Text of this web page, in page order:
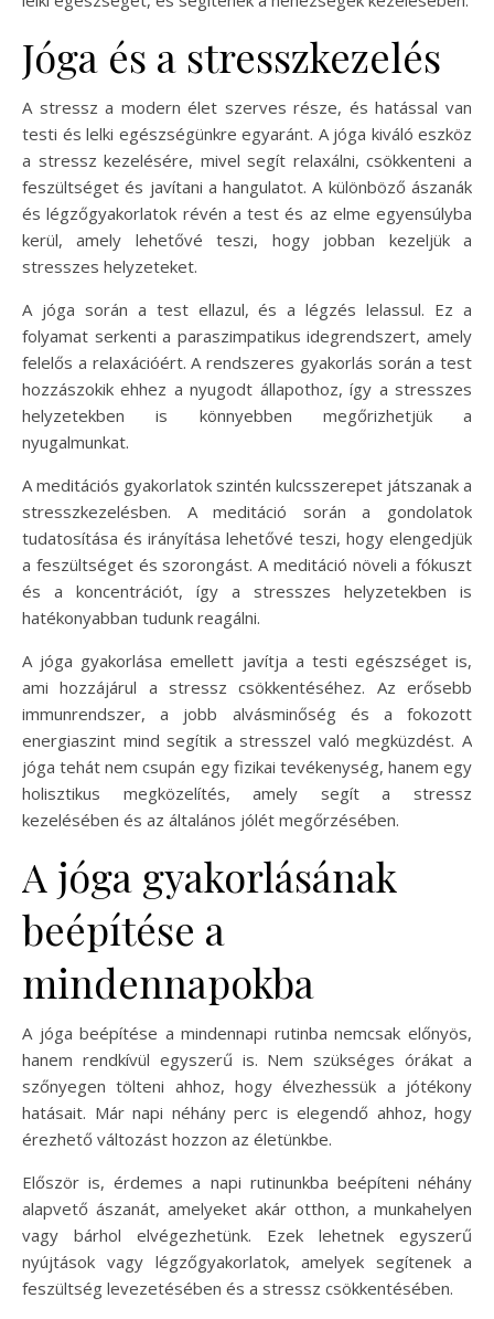
Jóga és a stresszkezelés
A stressz a modern élet szerves része, és hatással van
testi és lelki egészségünkre egyaránt. A jóga kiváló eszköz
a stressz kezelésére, mivel segít relaxálni, csökkenteni a
feszültséget és javítani a hangulatot. A különböző ászanák
és légzőgyakorlatok révén a test és az elme egyensúlyba
kerül, amely lehetővé teszi, hogy jobban kezeljük a
stresszes helyzeteket.
A jóga során a test ellazul, és a légzés lelassul. Ez a
folyamat serkenti a paraszimpatikus idegrendszert, amely
felelős a relaxációért. A rendszeres gyakorlás során a test
hozzászokik ehhez a nyugodt állapothoz, így a stresszes
helyzetekben is könnyebben megőrizhetjük a
nyugalmunkat.
A meditációs gyakorlatok szintén kulcsszerepet játszanak a
stresszkezelésben. A meditáció során a gondolatok
tudatosítása és irányítása lehetővé teszi, hogy elengedjük
a feszültséget és szorongást. A meditáció növeli a fókuszt
és a koncentrációt, így a stresszes helyzetekben is
hatékonyabban tudunk reagálni.
A jóga gyakorlása emellett javítja a testi egészséget is,
ami hozzájárul a stressz csökkentéséhez. Az erősebb
immunrendszer, a jobb alvásminőség és a fokozott
energiaszint mind segítik a stresszel való megküzdést. A
jóga tehát nem csupán egy fizikai tevékenység, hanem egy
holisztikus megközelítés, amely segít a stressz
kezelésében és az általános jólét megőrzésében.
A jóga gyakorlásának
beépítése a
mindennapokba
A jóga beépítése a mindennapi rutinba nemcsak előnyös,
hanem rendkívül egyszerű is. Nem szükséges órákat a
szőnyegen tölteni ahhoz, hogy élvezhessük a jótékony
hatásait. Már napi néhány perc is elegendő ahhoz, hogy
érezhető változást hozzon az életünkbe.
Először is, érdemes a napi rutinunkba beépíteni néhány
alapvető ászanát, amelyeket akár otthon, a munkahelyen
vagy bárhol elvégezhetünk. Ezek lehetnek egyszerű
nyújtások vagy légzőgyakorlatok, amelyek segítenek a
feszültség levezetésében és a stressz csökkentésében.